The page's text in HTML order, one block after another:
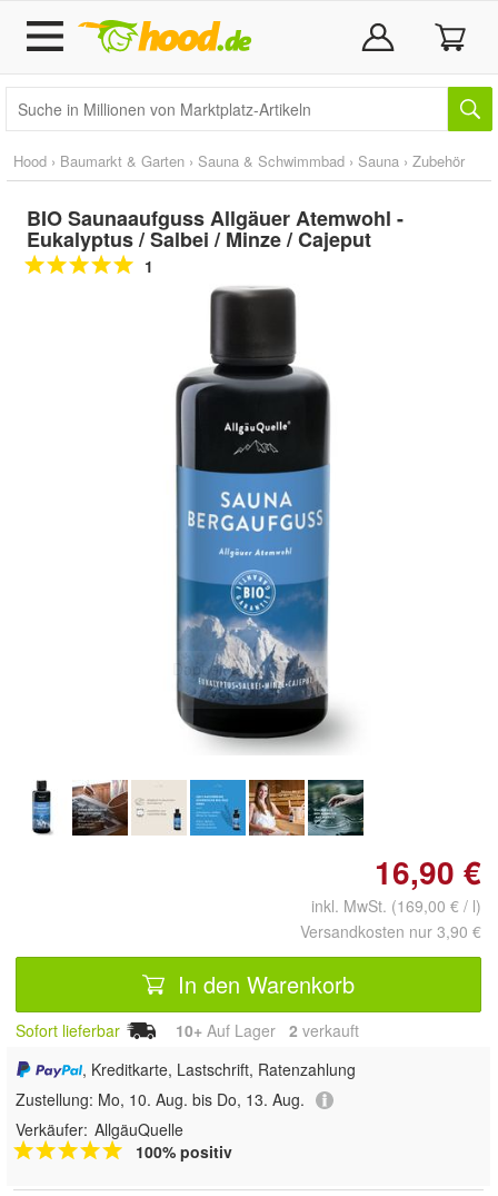
Hood › Baumarkt & Garten › Sauna & Schwimmbad › Sauna › Zubehör
BIO Saunaaufguss Allgäuer Atemwohl -
Eukalyptus / Salbei / Minze / Cajeput
1
Doppelt antippen zum
vergrößern
16,90 €
inkl. MwSt. (169,00 € / l)
Versandkosten nur 3,90 €
In den Warenkorb
Sofort lieferbar 10+ Auf Lager 2 verkauft
, Kreditkarte, Lastschrift, Ratenzahlung
Zustellung: Mo, 10. Aug. bis Do, 13. Aug.
Verkäufer: AllgäuQuelle
100% positiv